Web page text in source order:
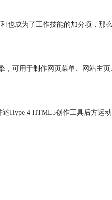
也成为了工作技能的加分项，那
可用于制作网页菜单、网站主
Hype 4 HTML5创作工具后方运